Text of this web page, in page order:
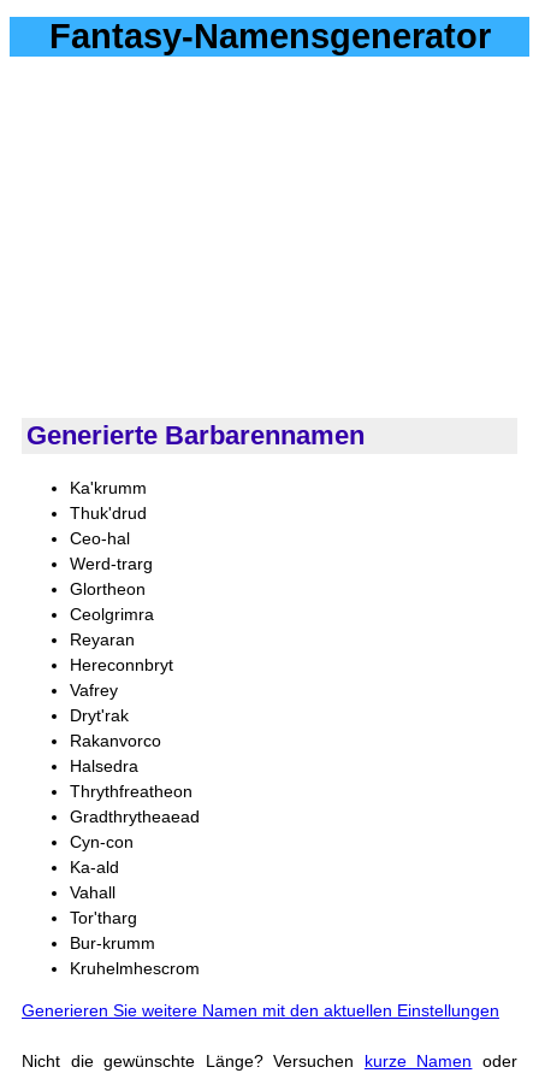
Fantasy-Namensgenerator
Generierte Barbarennamen
Ka'krumm
Thuk'drud
Ceo-hal
Werd-trarg
Glortheon
Ceolgrimra
Reyaran
Hereconnbryt
Vafrey
Dryt'rak
Rakanvorco
Halsedra
Thrythfreatheon
Gradthrytheaead
Cyn-con
Ka-ald
Vahall
Tor'tharg
Bur-krumm
Kruhelmhescrom
Generieren Sie weitere Namen mit den aktuellen Einstellungen
Nicht die gewünschte Länge? Versuchen kurze Namen oder